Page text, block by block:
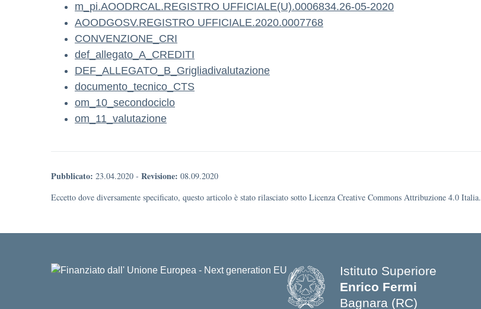
m_pi.AOODRCAL.REGISTRO UFFICIALE(U).0006834.26-05-2020
AOODGOSV.REGISTRO UFFICIALE.2020.0007768
CONVENZIONE_CRI
def_allegato_A_CREDITI
DEF_ALLEGATO_B_Grigliadivalutazione
documento_tecnico_CTS
om_10_secondociclo
om_11_valutazione
Pubblicato: 23.04.2020 - Revisione: 08.09.2020
Eccetto dove diversamente specificato, questo articolo è stato rilasciato sotto Licenza Creative Commons Attribuzione 4.0 Italia.
Istituto Superiore
Enrico Fermi
Bagnara (RC)